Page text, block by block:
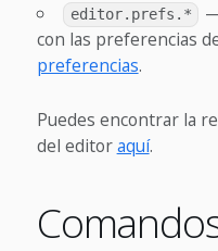
editor.prefs.*
con las preferencias
preferencias.
Puedes encontrar la
del editoraquí.